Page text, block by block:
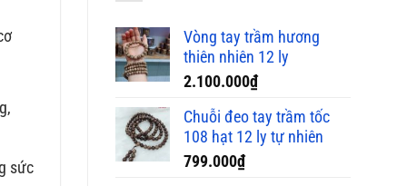
sức
Vòng tay trầm hương
thiên nhiên 12 ly
2.100.000₫
Chuỗi đeo tay trầm tốc
108 hạt 12 ly tự nhiên
799.000₫